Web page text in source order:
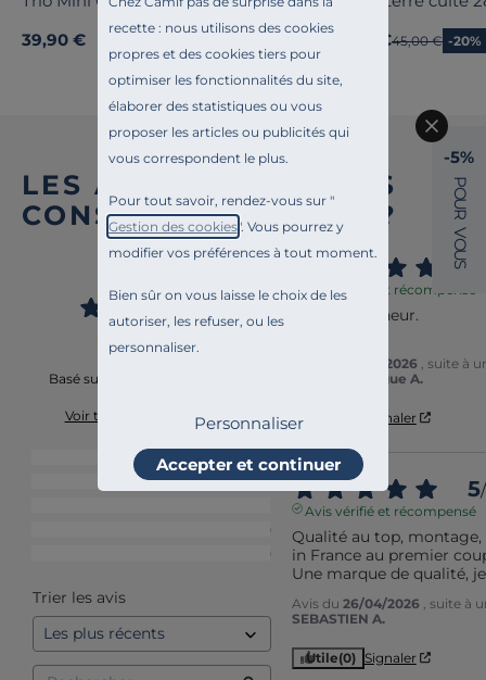
recette : nous utilisons des cookies
propres et des cookies tiers pour
optimiser les fonctionnalités du site,
élaborer des statistiques ou vous
proposer les articles ou publicités qui
vous correspondent le plus.
Pour tout savoir, rendez-vous sur "
Gestion des cookies". Vous pourrez y
modifier vos préférences à tout moment.
Bien sûr on vous laisse le choix de les
autoriser, les refuser, ou les
personnaliser.
Personnaliser
Accepter et continuer
39,90 €
36,00 €Ancien prix
45,00 € -20%
LES AVIS DES AUTRES
CONSOMM’ACTEURS ?
4.7
Basé sur
Voir tous les avis sur ce site
37
11
0
0
Trier les avis
Avis vérifié et récompensé
Que du bonheur.
01/08/2026
, suite à
De pierre longue A.
Signaler
5/
Avis vérifié et récompensé
Qualité au top,
in France au premier
Une marque de qualité,
Avis du 26/04/2026
, suite à
SEBASTIEN A.
Utile(0) Signaler
-5%
P
O
U
R
V
O
U
S